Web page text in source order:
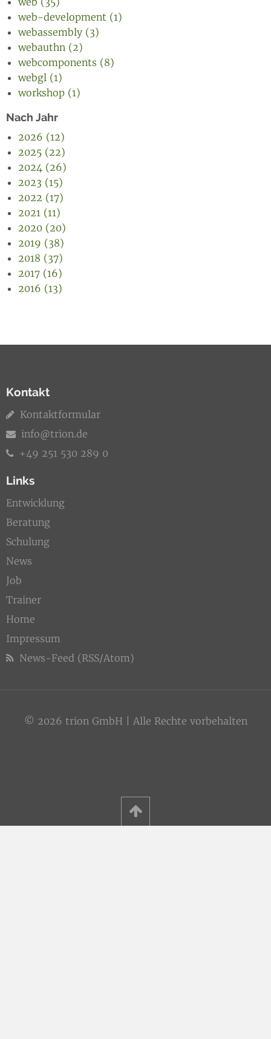
web-development (1)
webassembly (3)
webauthn (2)
webcomponents (8)
webgl (1)
workshop (1)
Nach Jahr
2026 (12)
2025 (22)
2024 (26)
2023 (15)
2022 (17)
2021 (11)
2020 (20)
2019 (38)
2018 (37)
2017 (16)
2016 (13)
Kontakt
Kontaktformular
info@trion.de
+49 251 530 289 0
Links
Entwicklung
Beratung
Schulung
News
Job
Trainer
Home
Impressum
News-Feed (RSS/Atom)
© 2026 trion GmbH | Alle Rechte vorbehalten